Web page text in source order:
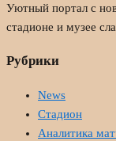
Уютный портал с
стадионе и музее
Рубрики
News
Стадион
Аналитика